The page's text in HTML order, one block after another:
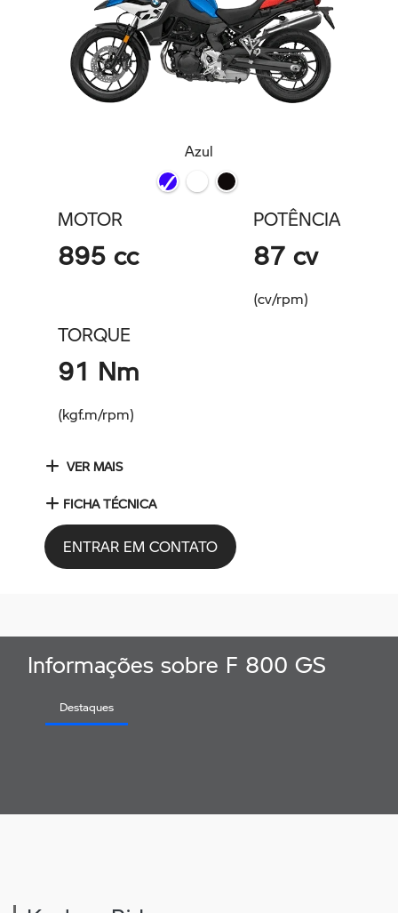
Azul
MOTOR
895 cc
POTÊNCIA
87 cv
(cv/rpm)
TORQUE
91 Nm
(kgf.m/rpm)
VER MAIS
FICHA TÉCNICA
ENTRAR EM CONTATO
Informações sobre F 800 GS
Destaques